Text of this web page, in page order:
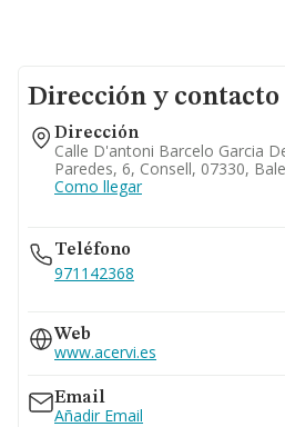
Dirección y contacto
Dirección
Calle D'antoni Barcelo Garcia
Paredes, 6, Consell, 07330,
Como llegar
Teléfono
971142368
971623028
Web
www.acervi.es
Email
Añadir Email